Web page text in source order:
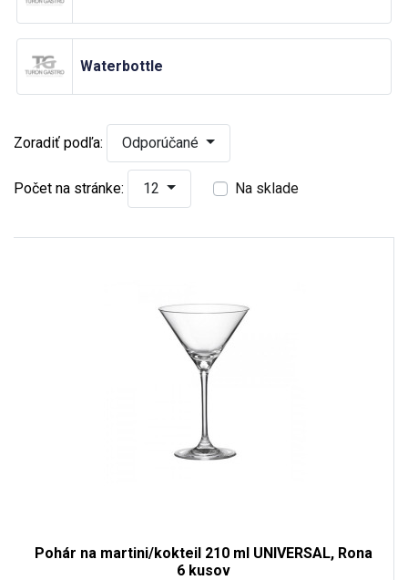
Waterbottle
Zoradiť podľa: Odporúčané
Počet na stránke: 12 Na sklade
Pohár na martini/kokteil 210 ml UNIVERSAL, Rona
6 kusov